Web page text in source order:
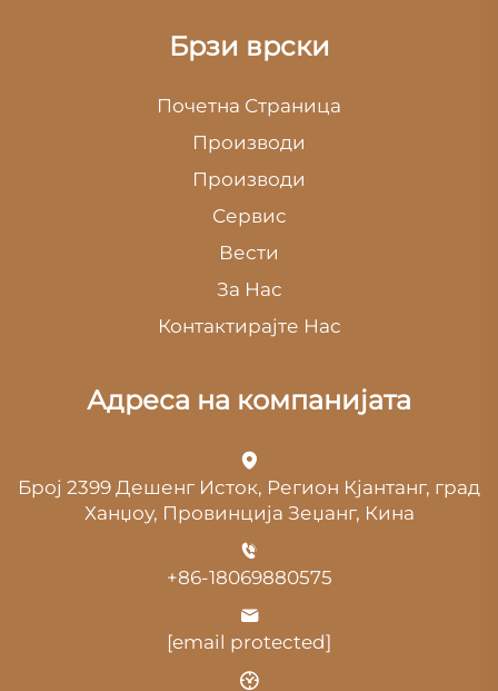
Брзи врски
Почетна Страница
Производи
Производи
Сервис
Вести
За Нас
Контактирајте Нас
Адреса на компанијата
Број 2399 Дешенг Исток, Регион Кјантанг, град
Ханџоу, Провинција Зеџанг, Кина
+86-18069880575
[email protected]